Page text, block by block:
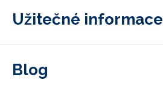
Užitečné informace
Blog